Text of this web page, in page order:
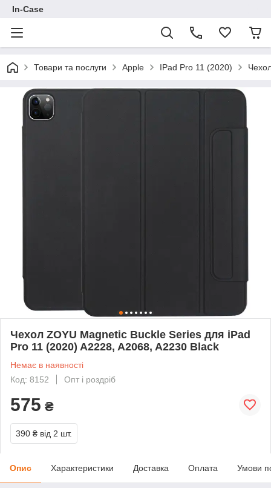
In-Case
Товари та послуги Apple IPad Pro 11 (2020)
Чехол ZOYU Magnetic Buckle Series для iPad
Pro 11 (2020) A2228, A2068, A2230 Black
Немає в наявності
Код: 8152
Опт і роздріб
575 ₴
390 ₴ від 2 шт.
Опис Характеристики Доставка Оплата Умови